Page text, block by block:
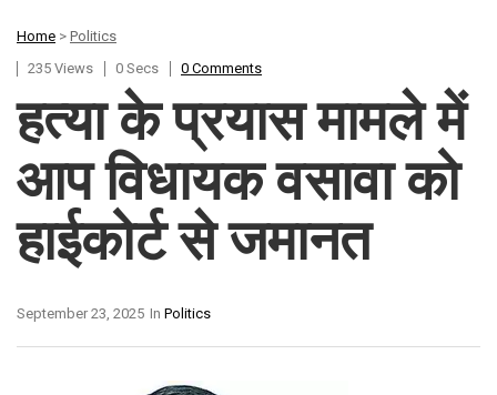
Home > Politics
235 Views
0 Secs 0 Comments
हत्या के प्रयास मामले में
आप विधायक वसावा को
हाईकोर्ट से जमानत
In Politics
September 23, 2025